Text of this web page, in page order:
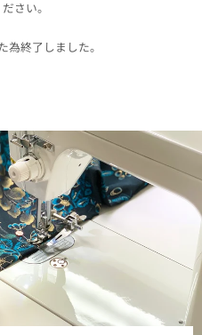
さい。
終了しました。